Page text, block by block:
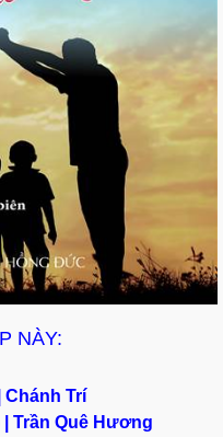
NÀY:
Trí
Trần Quê Hương